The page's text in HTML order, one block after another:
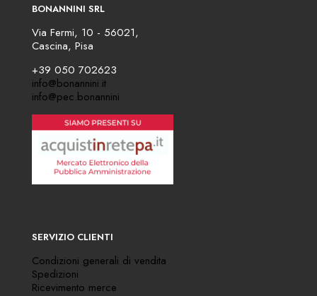
BONANNINI SRL
Via Fermi, 10 - 56021,
Cascina, Pisa
+39 050 702623
info@bonannini.it
info@pec.bonannini
SERVIZIO CLIENTI
Condizioni generali di vendita
Spedizioni
Ricevimento merce